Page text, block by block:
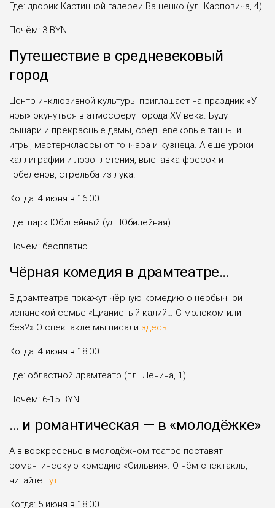
Где: дворик Картинной галереи Ващенко (ул. Карповича, 4)
Почём: 3 BYN
Путешествие в средневековый
город
Центр инклюзивной культуры приглашает на праздник «У
яры» окунуться в атмосферу города XV века. Будут
рыцари и прекрасные дамы, средневековые танцы и
игры, мастер-классы от гончара и кузнеца. А еще уроки
каллиграфии и лозоплетения, выставка фресок и
гобеленов, стрельба из лука.
Когда: 4 июня в 16:00
Где: парк Юбилейный (ул. Юбилейная)
Почём: бесплатно
Чёрная комедия в драмтеатре…
В драмтеатре покажут чёрную комедию о необычной
испанской семье «Цианистый калий… С молоком или
без?» О спектакле мы писали здесь.
Когда: 4 июня в 18:00
Где: областной драмтеатр (пл. Ленина, 1)
Почём: 6-15 BYN
… и романтическая — в «молодёжке»
А в воскресенье в молодёжном театре поставят
романтическую комедию «Сильвия». О чём спектакль,
читайте тут.
Когда: 5 июня в 18:00